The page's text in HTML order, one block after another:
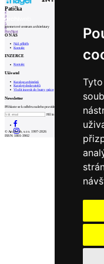
1
2
3
4
5
6
PrevNext
Patička
internetové centrum architektury
O NÁS
Náš příběh
Kontakt
INZERCE
Kontakt
Uživatel
Katalog architektů
Katalog dodavatelů
Vložit inzerát do burzy práce
Newsletter
Přihlaste se k odběru našeho pravidelného týdenního newsletteru:
Fill in „nospam“
© Archiweb, s.r.o. 1997-2026
ISSN: 1801-3902